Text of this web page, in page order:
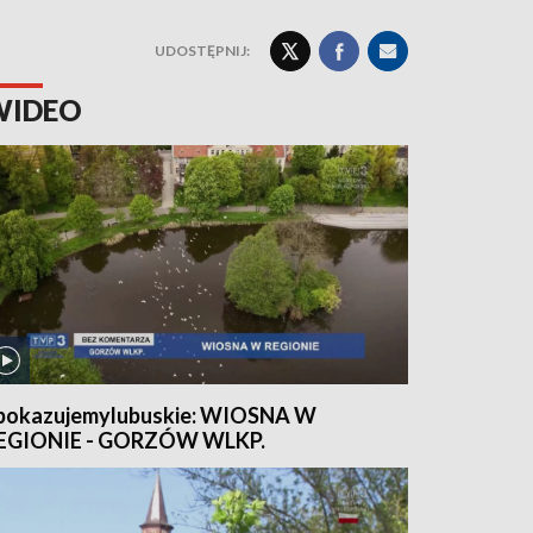
UDOSTĘPNIJ:
WIOSNA W
- GORZÓW WLKP.